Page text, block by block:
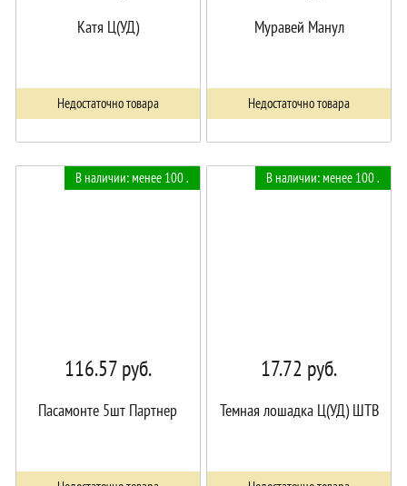
Катя Ц(УД)
Недостаточно товара
Муравей Манул
Недостаточно товара
В наличии: менее 100 .
116.57руб.
Пасамонте 5шт Партнер
В наличии: менее 100 .
17.72 руб.
Темная лошадка Ц(УД) ШТВ